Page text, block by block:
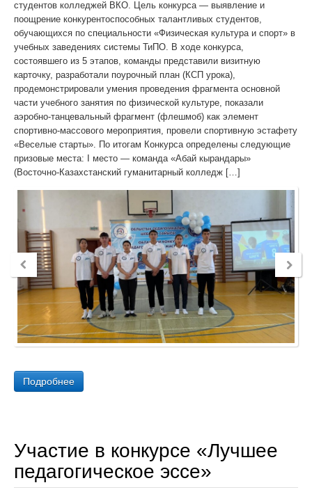
Общая информация
Руководство
Педагогический коллектив
Дистанционное обучение
Canvas
Опыт ДО
Видеоуроки
Видеоуроки
Фотоархив
Студенческая жизнь
Молодежное самоуправление
студентов колледжей ВКО. Цель конкурса — выявление и
поощрение конкурентоспособных талантливых студентов,
обучающихся по специальности «Физическая культура и спорт» в
учебных заведениях системы ТиПО. В ходе конкурса,
состоявшего из 5 этапов, команды представили визитную
карточку, разработали поурочный план (КСП урока),
продемонстрировали умения проведения фрагмента основной
части учебного занятия по физической культуре, показали
аэробно-танцевальный фрагмент (флешмоб) как элемент
спортивно-массового мероприятия, провели спортивную эстафету
«Веселые старты». По итогам Конкурса определены следующие
призовые места: І место — команда «Абай кырандары»
(Восточно-Казахстанский гуманитарный колледж […]
Подробнее
Участие в конкурсе «Лучшее
педагогическое эссе»